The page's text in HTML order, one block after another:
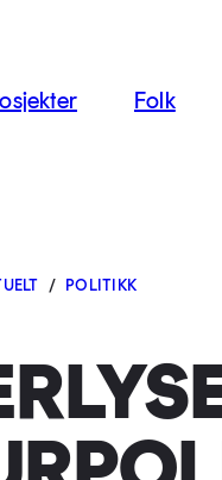
Folk
/ POLITIKK